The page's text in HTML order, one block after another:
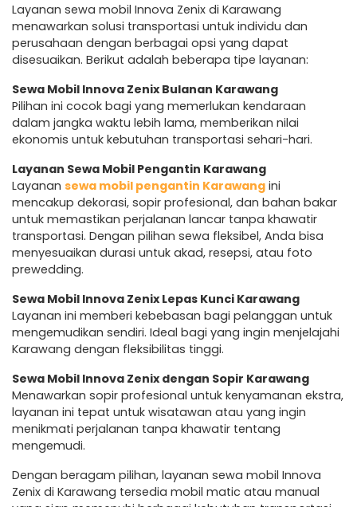
Layanan sewa mobil Innova Zenix di Karawang
menawarkan solusi transportasi untuk individu dan
perusahaan dengan berbagai opsi yang dapat
disesuaikan. Berikut adalah beberapa tipe layanan:
Sewa Mobil Innova Zenix Bulanan Karawang
Pilihan ini cocok bagi yang memerlukan kendaraan
dalam jangka waktu lebih lama, memberikan nilai
ekonomis untuk kebutuhan transportasi sehari-hari.
Layanan Sewa Mobil Pengantin Karawang
Layanan sewa mobil pengantin Karawang ini
mencakup dekorasi, sopir profesional, dan bahan bakar
untuk memastikan perjalanan lancar tanpa khawatir
transportasi. Dengan pilihan sewa fleksibel, Anda bisa
menyesuaikan durasi untuk akad, resepsi, atau foto
prewedding.
Sewa Mobil Innova Zenix Lepas Kunci Karawang
Layanan ini memberi kebebasan bagi pelanggan untuk
mengemudikan sendiri. Ideal bagi yang ingin menjelajahi
Karawang dengan fleksibilitas tinggi.
Sewa Mobil Innova Zenix dengan Sopir Karawang
Menawarkan sopir profesional untuk kenyamanan ekstra,
layanan ini tepat untuk wisatawan atau yang ingin
menikmati perjalanan tanpa khawatir tentang
mengemudi.
Dengan beragam pilihan, layanan sewa mobil Innova
Zenix di Karawang tersedia mobil matic atau manual